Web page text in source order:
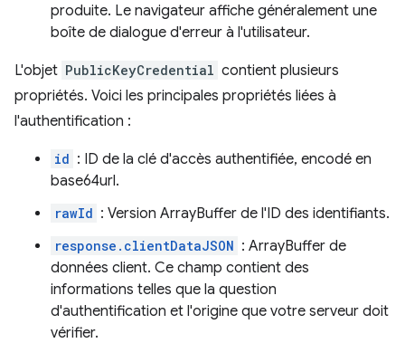
produite. Le navigateur affiche généralement une
boîte de dialogue d'erreur à l'utilisateur.
L'objet PublicKeyCredential contient plusieurs
propriétés. Voici les principales propriétés liées à
l'authentification :
id : ID de la clé d'accès authentifiée, encodé en
base64url.
rawId : Version ArrayBuffer de l'ID des identifiants.
response.clientDataJSON : ArrayBuffer de
données client. Ce champ contient des
informations telles que la question
d'authentification et l'origine que votre serveur doit
vérifier.